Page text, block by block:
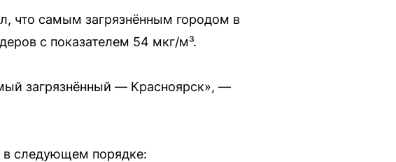
что самым загрязнённым городом в
с показателем 54 мкг/м³.
загрязнённый — Красноярск», —
в следующем порядке: